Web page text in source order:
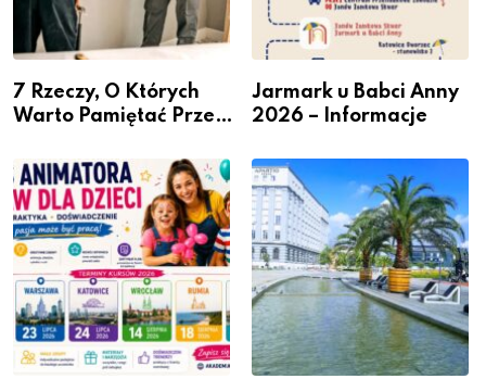
7 Rzeczy, O Których
Warto Pamiętać Przed
Jarmark u Babci Anny
2026 – Informacje